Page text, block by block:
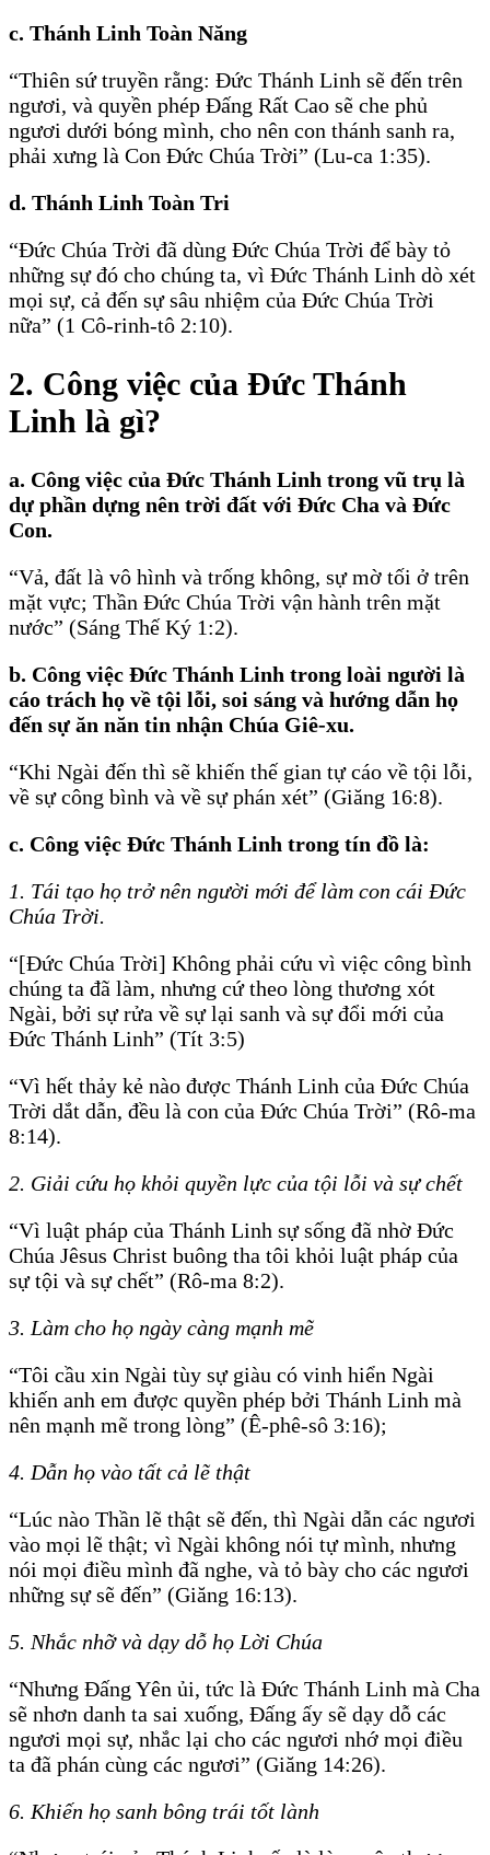
c. Thánh Linh Toàn Năng
“Thiên sứ truyền rằng: Ðức Thánh Linh sẽ đến trên
ngươi, và quyền phép Ðấng Rất Cao sẽ che phủ
ngươi dưới bóng mình, cho nên con thánh sanh ra,
phải xưng là Con Ðức Chúa Trời” (Lu-ca 1:35).
d. Thánh Linh Toàn Tri
“Ðức Chúa Trời đã dùng Ðức Chúa Trời để bày tỏ
những sự đó cho chúng ta, vì Ðức Thánh Linh dò xét
mọi sự, cả đến sự sâu nhiệm của Ðức Chúa Trời
nữa” (1 Cô-rinh-tô 2:10).
2. Công việc của Ðức Thánh
Linh là gì?
a. Công việc của Ðức Thánh Linh trong vũ trụ là
dự phần dựng nên trời đất với Ðức Cha và Ðức
Con.
“Vả, đất là vô hình và trống không, sự mờ tối ở trên
mặt vực; Thần Ðức Chúa Trời vận hành trên mặt
nước” (Sáng Thế Ký 1:2).
b. Công việc Ðức Thánh Linh trong loài người là
cáo trách họ về tội lỗi, soi sáng và hướng dẫn họ
đến sự ăn năn tin nhận Chúa Giê-xu.
“Khi Ngài đến thì sẽ khiến thế gian tự cáo về tội lỗi,
về sự công bình và về sự phán xét” (Giăng 16:8).
c. Công việc Ðức Thánh Linh trong tín đồ là:
1. Tái tạo họ trở nên người mới để làm con cái Ðức
Chúa Trời.
“[Ðức Chúa Trời] Không phải cứu vì việc công bình
chúng ta đã làm, nhưng cứ theo lòng thương xót
Ngài, bởi sự rửa về sự lại sanh và sự đổi mới của
Ðức Thánh Linh” (Tít 3:5)
“Vì hết thảy kẻ nào được Thánh Linh của Ðức Chúa
Trời dắt dẫn, đều là con của Ðức Chúa Trời” (Rô-ma
8:14).
2. Giải cứu họ khỏi quyền lực của tội lỗi và sự chết
“Vì luật pháp của Thánh Linh sự sống đã nhờ Ðức
Chúa Jêsus Christ buông tha tôi khỏi luật pháp của
sự tội và sự chết” (Rô-ma 8:2).
3. Làm cho họ ngày càng mạnh mẽ
“Tôi cầu xin Ngài tùy sự giàu có vinh hiển Ngài
khiến anh em được quyền phép bởi Thánh Linh mà
nên mạnh mẽ trong lòng” (Ê-phê-sô 3:16);
4. Dẫn họ vào tất cả lẽ thật
“Lúc nào Thần lẽ thật sẽ đến, thì Ngài dẫn các ngươi
vào mọi lẽ thật; vì Ngài không nói tự mình, nhưng
nói mọi điều mình đã nghe, và tỏ bày cho các ngươi
những sự sẽ đến” (Giăng 16:13).
5. Nhắc nhỡ và dạy dỗ họ Lời Chúa
“Nhưng Ðấng Yên ủi, tức là Ðức Thánh Linh mà Cha
sẽ nhơn danh ta sai xuống, Ðấng ấy sẽ dạy dỗ các
ngươi mọi sự, nhắc lại cho các ngươi nhớ mọi điều
ta đã phán cùng các ngươi” (Giăng 14:26).
6. Khiến họ sanh bông trái tốt lành